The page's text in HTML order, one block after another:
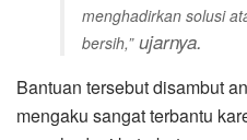
menghadirkan solusi
bersih,”ujarnya.
Bantuan tersebut disambut
mengaku sangat terbantu